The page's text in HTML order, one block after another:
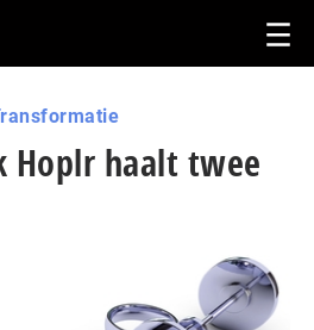
Hoplr haalt twee